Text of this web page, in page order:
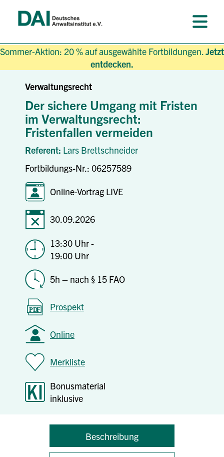
Sommer-Aktion: 20 % auf ausgewählte Fortbildungen.Jetzt
entdecken.
Verwaltungsrecht
Der sichere Umgang mit Fristen
im Verwaltungsrecht:
Fristenfallen vermeiden
Referent: Lars Brettschneider
Fortbildungs-Nr.: 06257589
Online-Vortrag LIVE
30.09.2026
13:30 Uhr -
19:00 Uhr
5h – nach § 15 FAO
Prospekt
Online
Merkliste
Bonusmaterial
inklusive
Beschreibung